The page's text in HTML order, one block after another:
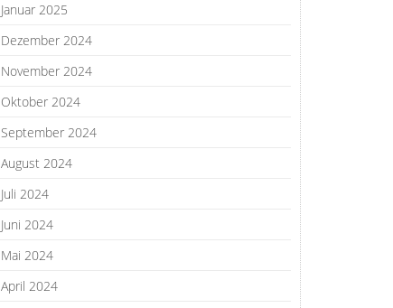
Januar 2025
Dezember 2024
November 2024
Oktober 2024
September 2024
August 2024
Juli 2024
Juni 2024
Mai 2024
April 2024